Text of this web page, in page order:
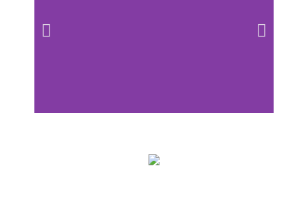
PetFriendly en la CDMX